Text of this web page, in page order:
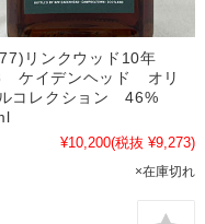
リンクウッド10年
ケイデンヘッド オリ
コレクション 46%
¥10,200(税抜 ¥9,273)
×在庫切れ